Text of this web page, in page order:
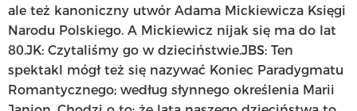
ale też kanoniczny utwór Adama Mickiewicza Księgi
Narodu Polskiego. A Mickiewicz nijak się ma do lat
80.JK: Czytaliśmy go w dzieciństwie.JBS: Ten
spektakl mógł też się nazywać Koniec Paradygmatu
Romantycznego; według słynnego określenia Marii